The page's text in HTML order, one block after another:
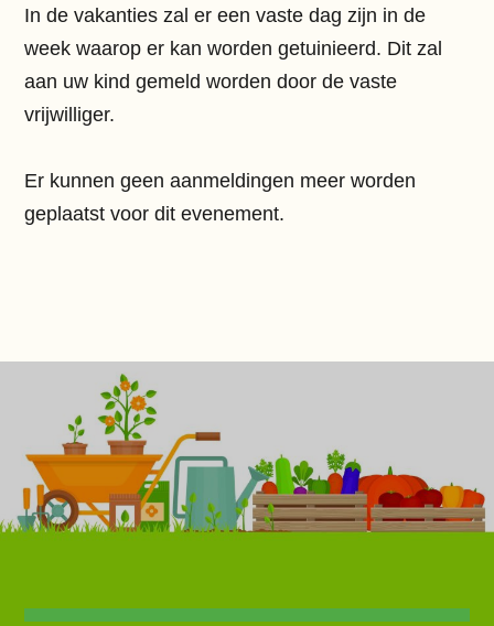
In de vakanties zal er een vaste dag zijn in de
week waarop er kan worden getuinieerd. Dit zal
aan uw kind gemeld worden door de vaste
vrijwilliger.
Er kunnen geen aanmeldingen meer worden
geplaatst voor dit evenement.